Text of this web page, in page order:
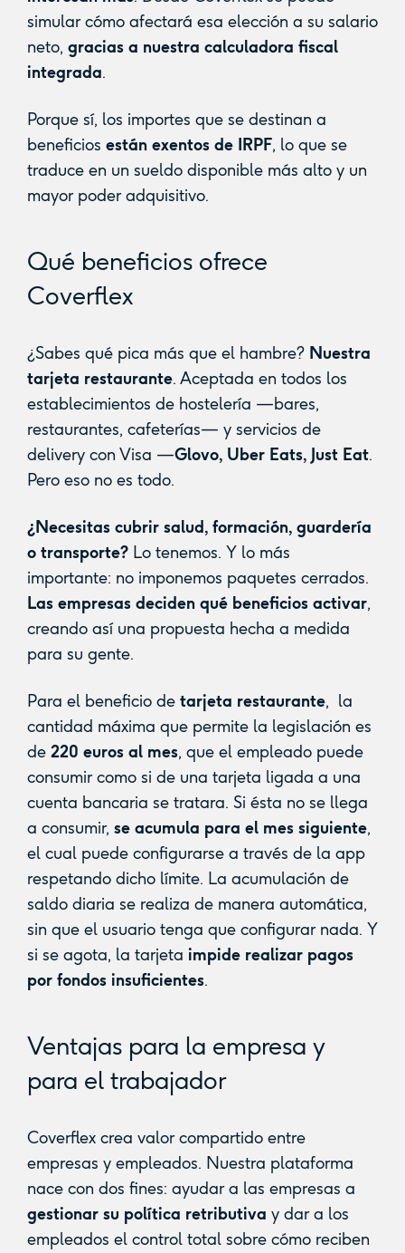
simular cómo afectará esa elección a su salario
neto, gracias a nuestra calculadora fiscal
integrada.
Porque sí, los importes que se destinan a
beneficios están exentos de IRPF, lo que se
traduce en un sueldo disponible más alto y un
mayor poder adquisitivo.
Qué beneficios ofrece
Coverflex
¿Sabes qué pica más que el hambre? Nuestra
tarjeta restaurante. Aceptada en todos los
establecimientos de hostelería —bares,
restaurantes, cafeterías— y servicios de
delivery con Visa —Glovo, Uber Eats, Just Eat.
Pero eso no es todo.
¿Necesitas cubrir salud, formación, guardería
o transporte?Lo tenemos. Y lo más
importante: no imponemos paquetes cerrados.
Las empresas deciden qué beneficios activar,
creando así una propuesta hecha a medida
para su gente.
Para el beneficio de tarjeta restaurante, la
cantidad máxima que permite la legislación es
de 220 euros al mes, que el empleado puede
consumir como si de una tarjeta ligada a una
cuenta bancaria se tratara. Si ésta no se llega
a consumir, se acumula para el mes siguiente,
el cual puede configurarse a través de la app
respetando dicho límite. La acumulación de
saldo diaria se realiza de manera automática,
sin que el usuario tenga que configurar nada. Y
si se agota, la tarjeta impide realizar pagos
por fondos insuficientes.
Ventajas para la empresa y
para el trabajador
Coverflex crea valor compartido entre
empresas y empleados. Nuestra plataforma
nace con dos fines: ayudar a las empresas a
gestionar su política retributiva y dar a los
empleados el control total sobre cómo reciben